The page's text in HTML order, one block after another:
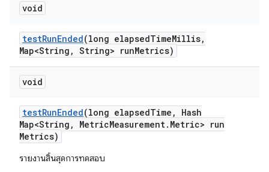
void
testRunEnded(long elapsedTimeMillis,
Map<String , String> runMetrics)
void
testRunEnded(long elapsedTime ,
Hash
Map<String , MetricMeasurement. Metric> run
Metrics)
รายงานสิ้นสุดการทดสอบ